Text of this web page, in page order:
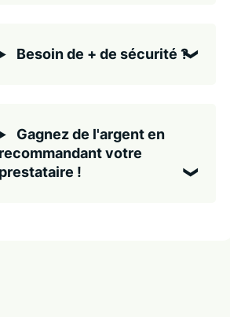
Besoin de + de sécurité ?
Gagnez de l'argent en
recommandant votre
prestataire !